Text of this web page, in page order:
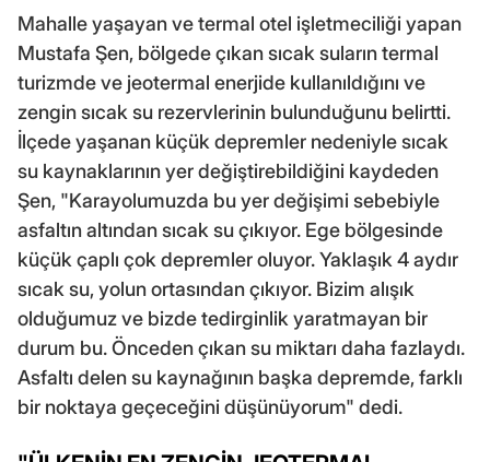
Mahalle yaşayan ve termal otel işletmeciliği yapan
Mustafa Şen, bölgede çıkan sıcak suların termal
turizmde ve jeotermal enerjide kullanıldığını ve
zengin sıcak su rezervlerinin bulunduğunu belirtti.
İlçede yaşanan küçük depremler nedeniyle sıcak
su kaynaklarının yer değiştirebildiğini kaydeden
Şen, "Karayolumuzda bu yer değişimi sebebiyle
asfaltın altından sıcak su çıkıyor. Ege bölgesinde
küçük çaplı çok depremler oluyor. Yaklaşık 4 aydır
sıcak su, yolun ortasından çıkıyor. Bizim alışık
olduğumuz ve bizde tedirginlik yaratmayan bir
durum bu. Önceden çıkan su miktarı daha fazlaydı.
Asfaltı delen su kaynağının başka depremde, farklı
bir noktaya geçeceğini düşünüyorum" dedi.